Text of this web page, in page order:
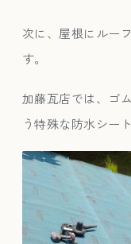
次に、屋根にルー
す。
加藤瓦店では、ゴ
う特殊な防水シー